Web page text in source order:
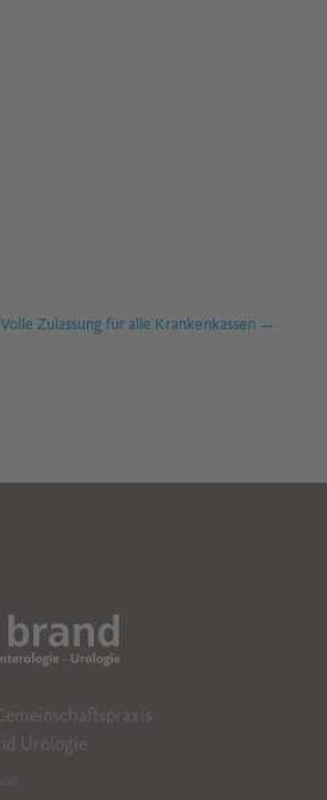
Zulassung für alle Krankenkassen →
Urologie